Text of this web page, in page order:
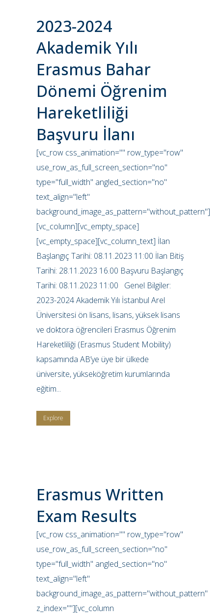
2023-2024
Akademik Yılı
Erasmus Bahar
Dönemi Öğrenim
Hareketliliği
Başvuru İlanı
[vc_row css_animation="" row_type="row"
use_row_as_full_screen_section="no"
type="full_width" angled_section="no"
text_align="left"
background_image_as_pattern="without_pattern"]
[vc_column][vc_empty_space]
[vc_empty_space][vc_column_text] İlan
Başlangıç Tarihi: 08.11.2023 11:00 İlan Bitiş
Tarihi: 28.11.2023 16.00 Başvuru Başlangıç
Tarihi: 08.11.2023 11:00 Genel Bilgiler:
2023-2024 Akademik Yılı İstanbul Arel
Üniversitesi ön lisans, lisans, yüksek lisans
ve doktora öğrencileri Erasmus Öğrenim
Hareketliliği (Erasmus Student Mobility)
kapsamında AB’ye üye bir ülkede
üniversite, yükseköğretim kurumlarında
eğitim...
Explore
Erasmus Written
Exam Results
[vc_row css_animation="" row_type="row"
use_row_as_full_screen_section="no"
type="full_width" angled_section="no"
text_align="left"
background_image_as_pattern="without_pattern"
z_index=""][vc_column